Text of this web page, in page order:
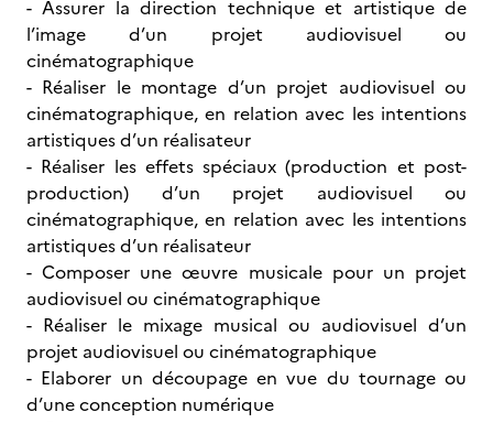
- Assurer la direction technique et artistique de
l’image d’un projet audiovisuel ou
cinématographique
- Réaliser le montage d’un projet audiovisuel ou
cinématographique, en relation avec les intentions
artistiques d’un réalisateur
- Réaliser les effets spéciaux (production et post-
production) d’un projet audiovisuel ou
cinématographique, en relation avec les intentions
artistiques d’un réalisateur
- Composer une œuvre musicale pour un projet
audiovisuel ou cinématographique
- Réaliser le mixage musical ou audiovisuel d’un
projet audiovisuel ou cinématographique
- Elaborer un découpage en vue du tournage ou
d’une conception numérique